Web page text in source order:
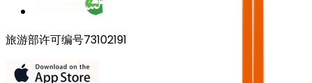
旅游部许可编号73102191